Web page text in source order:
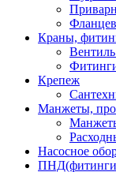
Краны,
Крепеж
Манжеты,
Насосное